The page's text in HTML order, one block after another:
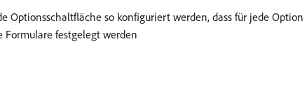
Optionsschaltfläche so konfiguriert werden, dass für jede
Formulare festgelegt werden